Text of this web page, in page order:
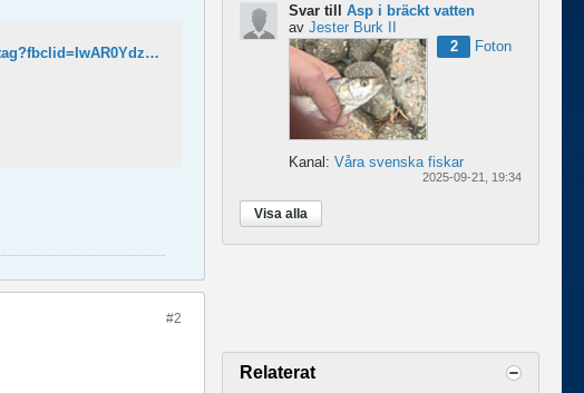
https://www.fiskejournalen.se/fiskenyheter/fiskar-kan-lara-sig-av-andras-misstag?fbclid=IwAR0Ydzvqbo5-Jdv2yErhrfnigG4UnmAd4MuT72F_Ct6ctAv-BOYVDz82_HM
#2
Svar till Asp i bräckt vatten
av Jester Burk II
2
Foton
Kanal: Våra svenska fiskar
2025-09-21, 19:34
Visa alla
Relaterat